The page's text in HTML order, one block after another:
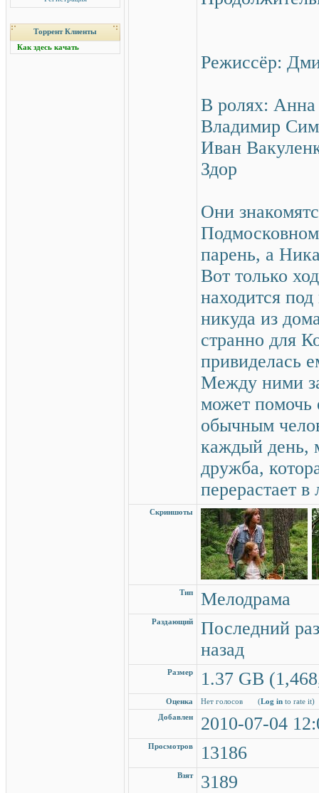
Торрент Клиенты
Как здесь качать
Режиссёр:
В ролях:
Владимир
Иван
Здор
Они
парень, а
Вот только
находится
никуда из
странно для
привиделась
Между ними
может помочь
обычным
каждый день,
дружба,
перерастает
Скриншоты
Тип Мелодрама
Раздающий
Последний
назад
Размер 1.37 GB
Оценка Нет голосов (Log in to rate it)
Добавлен
2010-07-04
Просмотров 13186
Взят 3189